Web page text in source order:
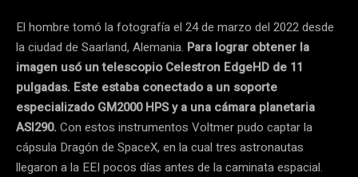
El hombre tomó la fotografía el 24 de marzo del 2022 desde
la ciudad de Saarland, Alemania. Para lograr obtener la
imagen usó un telescopio Celestron EdgeHD de 11
pulgadas. Este estaba conectado a un soporte
especializado GM2000 HPS y a una cámara planetaria
ASI290. Con estos instrumentos Voltmer pudo captar la
cápsula Dragón de SpaceX, en la cual tres astronautas
llegaron a la EEI pocos días antes de la caminata espacial.